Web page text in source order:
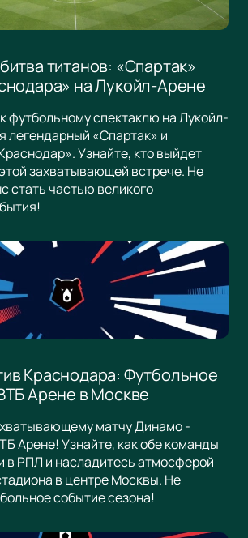
титанов: «Спартак»
на Лукойл-Арене
футбольному спектаклю на Лукойл-
легендарный «Спартак» и
Узнайте, кто выйдет
захватывающей встрече. Не
стать частью великого
Краснодара: Футбольное
Арене в Москве
матчу Динамо -
Арене! Узнайте, как обе команды
в РПЛ и насладитесь атмосферой
в центре Москвы. Не
событие сезона!